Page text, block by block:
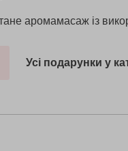
аромамасаж із
Усі подарунки у